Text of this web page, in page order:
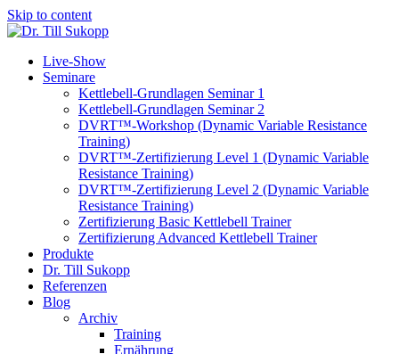
Skip to content
Live-Show
Seminare
Kettlebell-Grundlagen Seminar 1
Kettlebell-Grundlagen Seminar 2
DVRT™-Workshop (Dynamic Variable Resistance
Training)
DVRT™-Zertifizierung Level 1 (Dynamic Variable
Resistance Training)
DVRT™-Zertifizierung Level 2 (Dynamic Variable
Resistance Training)
Zertifizierung Basic Kettlebell Trainer
Zertifizierung Advanced Kettlebell Trainer
Produkte
Dr. Till Sukopp
Referenzen
Blog
Archiv
Training
Ernährung